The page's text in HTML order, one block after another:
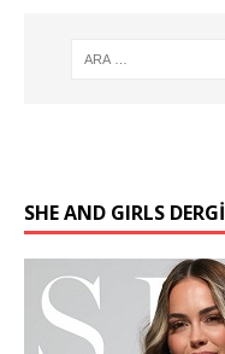
SHE AND GIRLS DERGİ